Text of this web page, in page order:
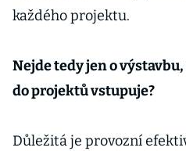
každého projektu.
Nejde tedy jen o výstavbu,
do projektů vstupuje?
Důležitá je provozní